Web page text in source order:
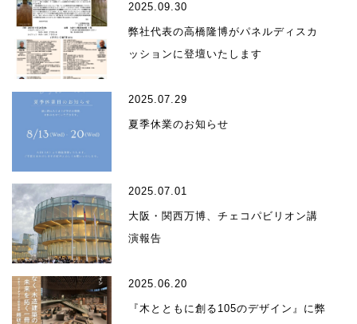
2025.09.30
弊社代表の高橋隆博がパネルディスカ
ッションに登壇いたします
2025.07.29
夏季休業のお知らせ
2025.07.01
大阪・関西万博、チェコパビリオン講
演報告
2025.06.20
『木とともに創る105のデザイン』に弊